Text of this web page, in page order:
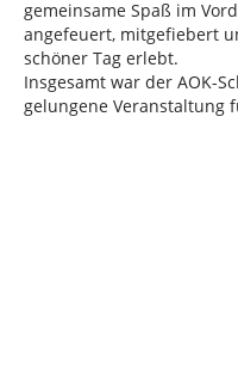
gemeinsame Spaß im
angefeuert, mitgefiebert
schöner Tag erlebt.
Insgesamt war der AOK-
gelungene Veranstaltung